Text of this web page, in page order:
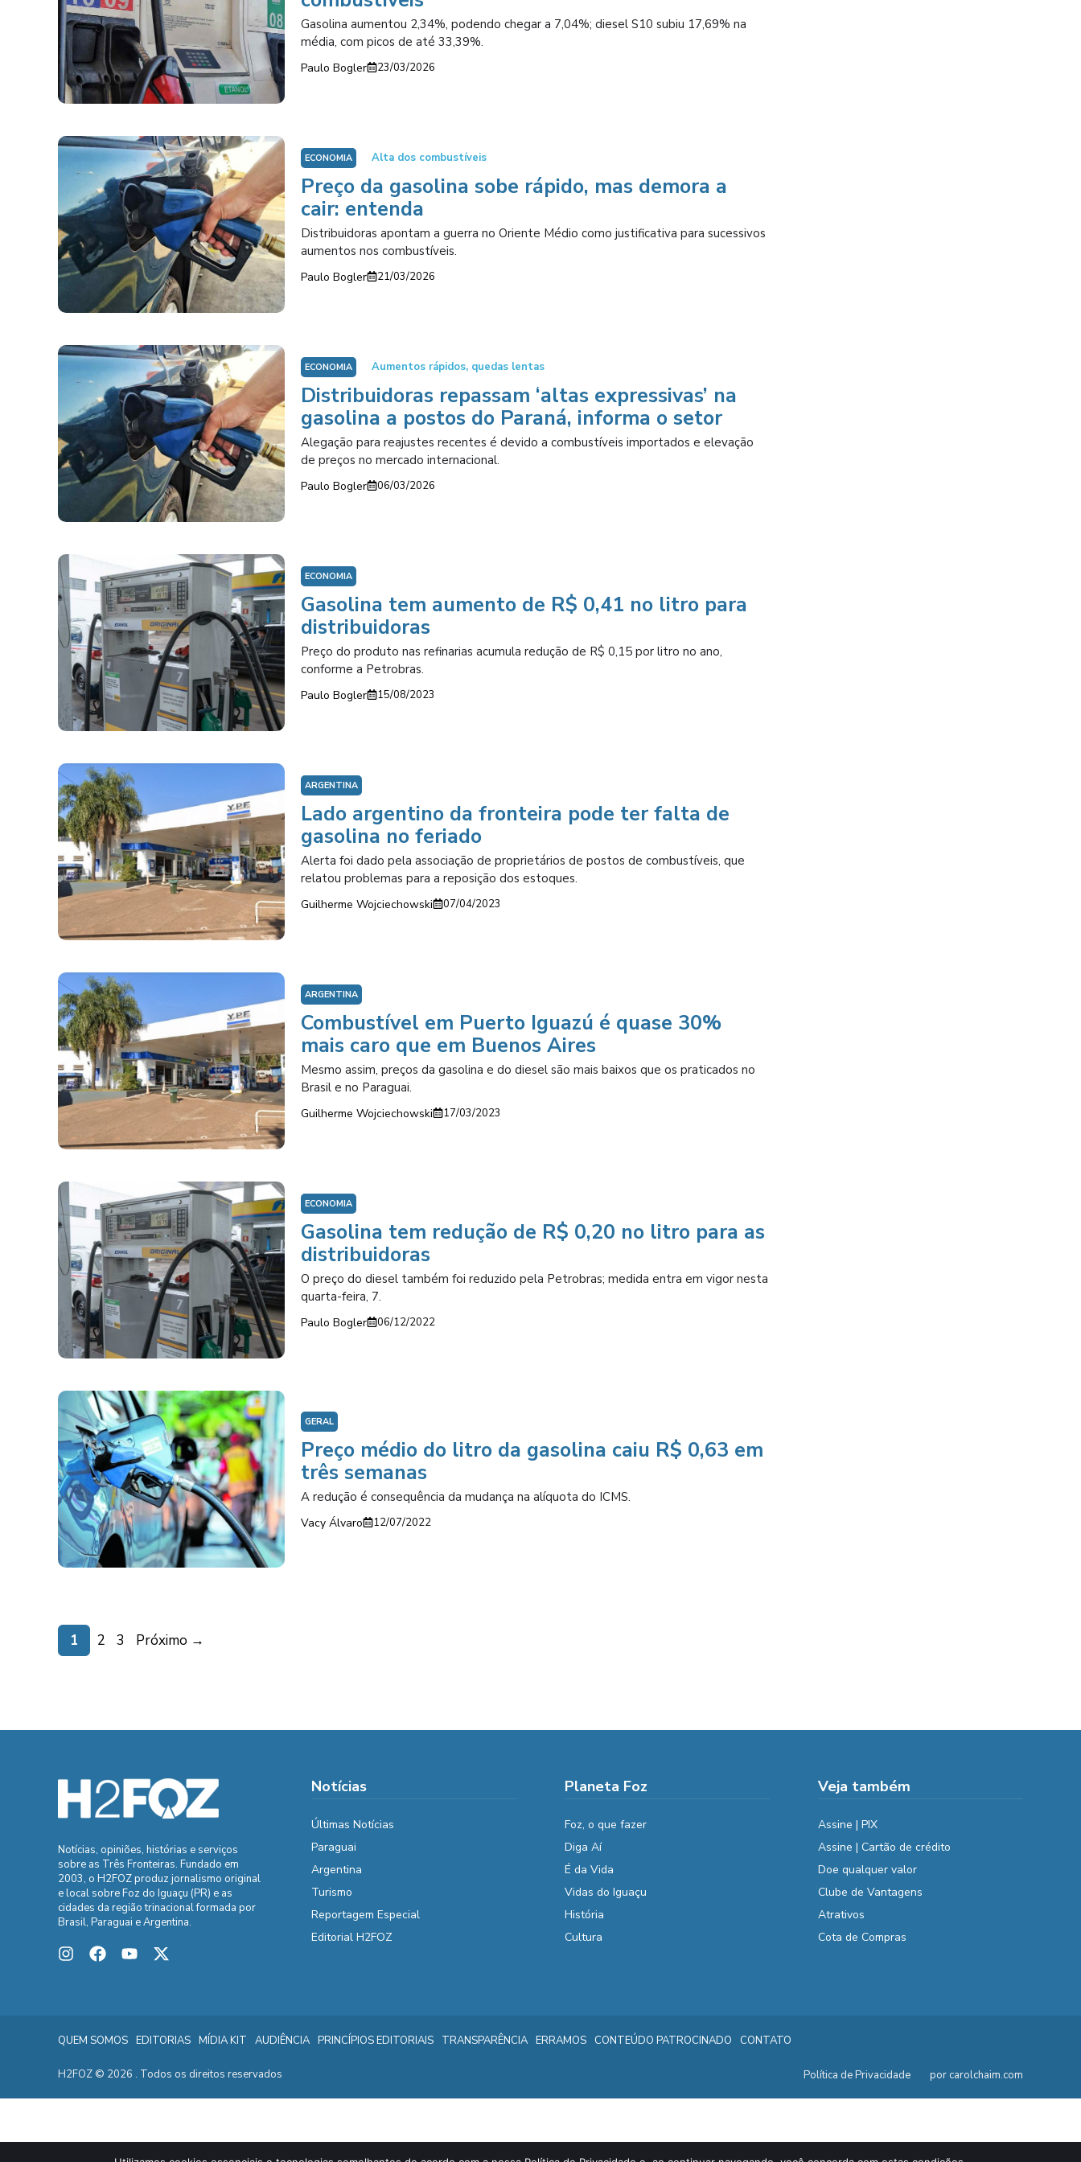
Gasolina aumentou 2,34%, podendo chegar a 7,04%; diesel S10 subiu 17,69% na
média, com picos de até 33,39%.
Paulo Bogler 23/03/2026
ECONOMIA Alta dos combustíveis
Preço da gasolina sobe rápido, mas demora a
cair: entenda
Distribuidoras apontam a guerra no Oriente Médio como justificativa para sucessivos
aumentos nos combustíveis.
Paulo Bogler 21/03/2026
ECONOMIA Aumentos rápidos, quedas lentas
Distribuidoras repassam ‘altas expressivas’ na
gasolina a postos do Paraná, informa o setor
Alegação para reajustes recentes é devido a combustíveis importados e elevação
de preços no mercado internacional.
Paulo Bogler 06/03/2026
ECONOMIA
Gasolina tem aumento de R$ 0,41 no litro para
distribuidoras
Preço do produto nas refinarias acumula redução de R$ 0,15 por litro no ano,
conforme a Petrobras.
Paulo Bogler 15/08/2023
ARGENTINA
Lado argentino da fronteira pode ter falta de
gasolina no feriado
Alerta foi dado pela associação de proprietários de postos de combustíveis, que
relatou problemas para a reposição dos estoques.
Guilherme Wojciechowski 07/04/2023
ARGENTINA
Combustível em Puerto Iguazú é quase 30%
mais caro que em Buenos Aires
Mesmo assim, preços da gasolina e do diesel são mais baixos que os praticados no
Brasil e no Paraguai.
Guilherme Wojciechowski 17/03/2023
ECONOMIA
Gasolina tem redução de R$ 0,20 no litro para as
distribuidoras
O preço do diesel também foi reduzido pela Petrobras; medida entra em vigor nesta
quarta-feira, 7.
Paulo Bogler 06/12/2022
GERAL
Preço médio do litro da gasolina caiu R$ 0,63 em
três semanas
A redução é consequência da mudança na alíquota do ICMS.
Vacy Álvaro 12/07/2022
Page
1 Page
2 Page
3 Próximo →
Notícias, opiniões, histórias e serviços
sobre as Três Fronteiras. Fundado em
2003, o H2FOZ produz jornalismo original
e local sobre Foz do Iguaçu (PR) e as
cidades da região trinacional formada por
Brasil, Paraguai e Argentina.
Notícias
Últimas Notícias
Paraguai
Argentina
Turismo
Reportagem Especial
Editorial H2FOZ
Planeta Foz
Foz, o que fazer
Diga Aí
É da Vida
Vidas do Iguaçu
História
Cultura
Veja também
Assine | PIX
Assine | Cartão de crédito
Doe qualquer valor
Clube de Vantagens
Atrativos
Cota de Compras
QUEM SOMOS EDITORIAS MÍDIA KIT AUDIÊNCIA PRINCÍPIOS EDITORIAIS TRANSPARÊNCIA ERRAMOS CONTEÚDO PATROCINADO CONTATO
H2FOZ © 2026 . Todos os direitos reservados Política de Privacidade por carolchaim.com